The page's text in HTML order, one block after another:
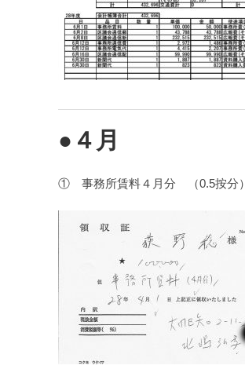
●４月
① 事務所賃料４月分 （0.5按分）